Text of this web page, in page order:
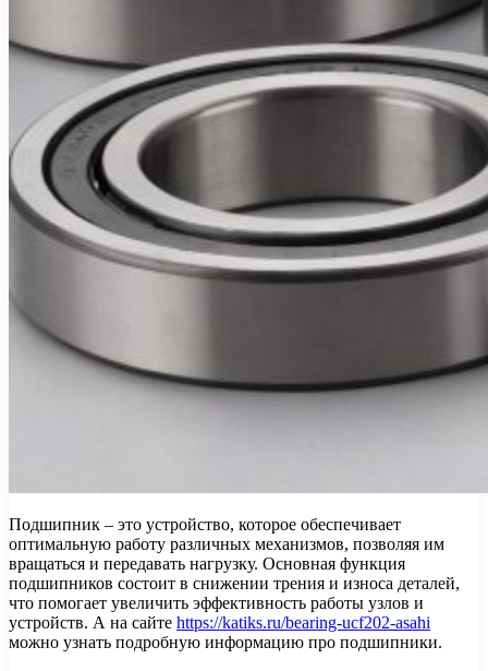
Подшипник – это устройство, которое обеспечивает
оптимальную работу различных механизмов, позволяя им
вращаться и передавать нагрузку. Основная функция
подшипников состоит в снижении трения и износа деталей,
что помогает увеличить эффективность работы узлов и
устройств. А на сайте https://katiks.ru/bearing-ucf202-asahi
можно узнать подробную информацию про подшипники.